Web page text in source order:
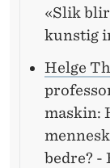
«Slik
kunstig
Helge
maskin:
bedre? -